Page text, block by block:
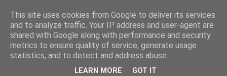
PentruDive.ro
marți, 8 februarie 2011
Cum îți poate schimba viața un copil?
This site uses cookies from Google to deliver its services
and to analyze traffic. Your IP address and user-agent are
shared with Google along with performance and security
metrics to ensure quality of service, generate usage
statistics, and to detect and address abuse.
LEARN MORE GOT IT